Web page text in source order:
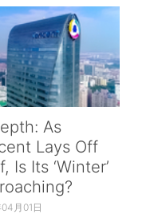
As
Lays Off
Is Its ‘Winter’
月01日